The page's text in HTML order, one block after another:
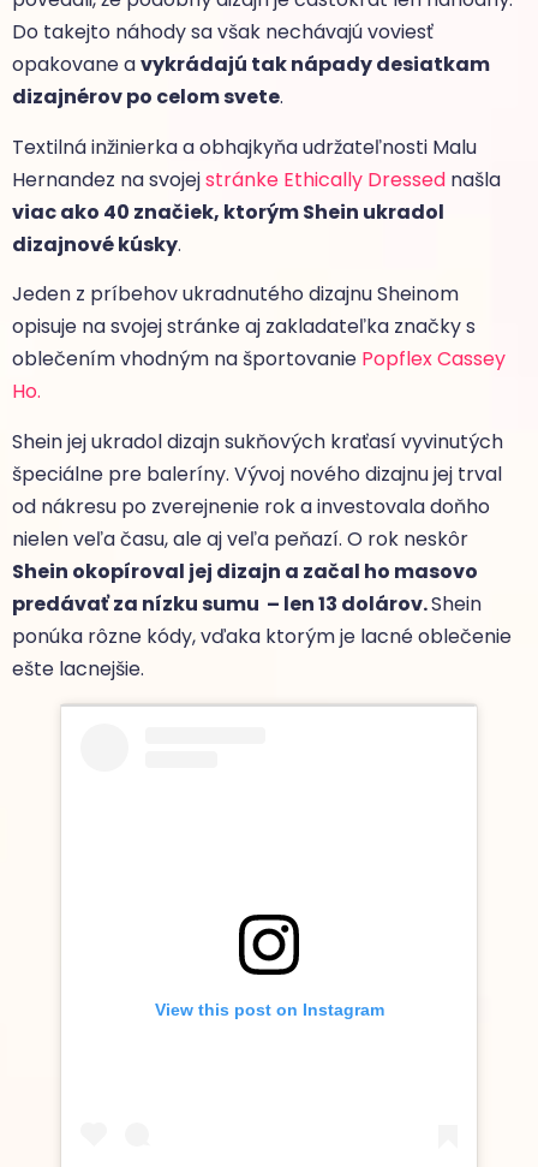
Do takejto náhody sa však nechávajú voviesť
opakovane avykrádajú tak nápady desiatkam
dizajnérov po celom svete.
Textilná inžinierka a obhajkyňa udržateľnosti Malu
Hernandez na svojejstránke Ethically Dressed našla
viac ako 40 značiek, ktorým Shein ukradol
dizajnové kúsky.
Jeden z príbehov ukradnutého dizajnu Sheinom
opisuje na svojej stránke aj zakladateľka značky s
oblečením vhodným na športovanie Popflex Cassey
Ho.
Shein jej ukradol dizajn sukňových kraťasí vyvinutých
špeciálne pre baleríny. Vývoj nového dizajnu jej trval
od nákresu po zverejnenie rok a investovala doňho
nielen veľa času, ale aj veľa peňazí. O rok neskôr
Shein okopíroval jej dizajn a začal ho masovo
predávať za nízku sumu – len 13 dolárov.Shein
ponúka rôzne kódy, vďaka ktorým je lacné oblečenie
ešte lacnejšie.
View this post on Instagram